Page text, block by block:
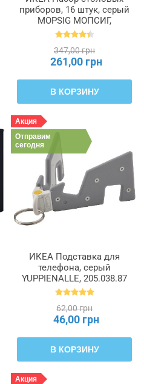
приборов, 16 штук, серый
MOPSIG МОПСИГ,
003.430.03
347,00 грн
261,00 грн
В КОРЗИНУ
Акция
Отправим
сегодня
ИКЕА Подставка для
телефона, серый
YUPPIENALLE, 205.038.87
62,00 грн
46,00 грн
В КОРЗИНУ
Акция